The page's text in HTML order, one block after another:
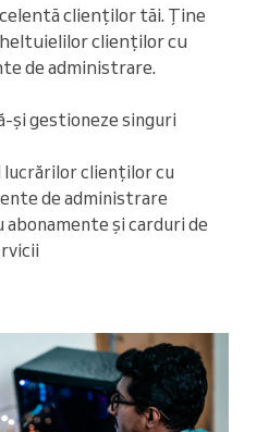
clienților tăi. Ține
clienților cu
de administrare.
și gestioneze singuri
clienților cu
de administrare
și carduri de